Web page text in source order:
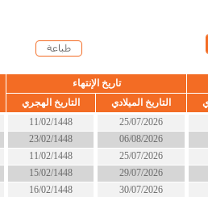
الحالة
التاريخ الهجري
11/02/1448
23/02/1448
11/02/1448
15/02/1448
16/02/1448